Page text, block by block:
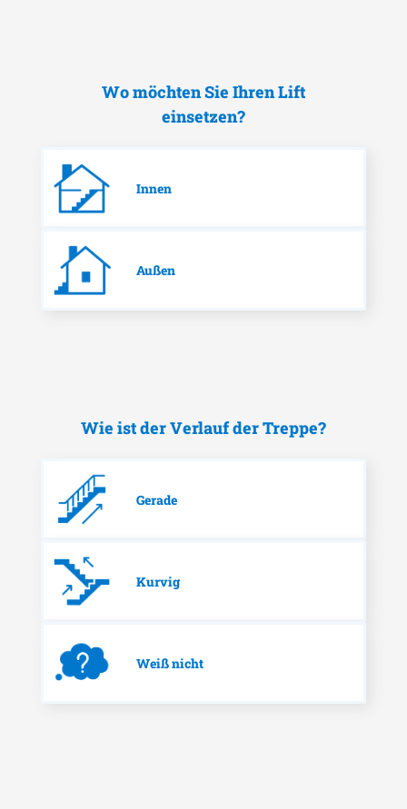
Wo möchten Sie Ihren Lift
einsetzen?
Innen
Außen
Wie ist der Verlauf der Treppe?
Gerade
Kurvig
Weiß nicht